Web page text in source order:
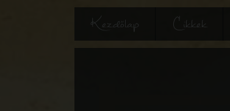
Kezdőlap Cikkek